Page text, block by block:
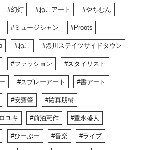
幻灯 ねこアート やちむん
ミュージシャン Proots
ねこ 港川ステイツサイドタウン
ファッション スタイリスト
スプレーアート 書アート
安齋肇 祐真朋樹
ユキ 前泊憲作 豊永盛人
ひーぷー 音楽 ライブ